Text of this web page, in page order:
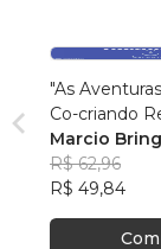
"As
Co-criando
com a Bíblia"
Marcio
R$ 62,96
R$ 49,84